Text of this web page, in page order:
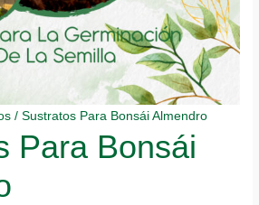
/ Sustratos Para Bonsái Almendro
Para Bonsái